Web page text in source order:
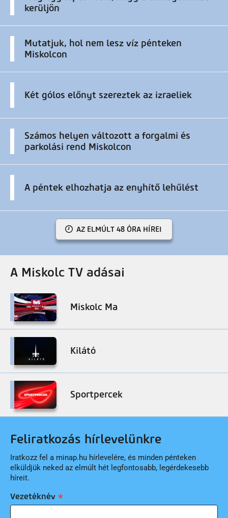
kerüljön
Mutatjuk, hol nem lesz víz pénteken
Miskolcon
Két gólos előnyt szereztek az izraeliek
Számos helyen változott a forgalmi és
parkolási rend Miskolcon
A péntek elhozhatja az enyhítő lehűlést
AZ ELMÚLT 48 ÓRA HÍREI
A Miskolc TV adásai
Miskolc Ma
Kilátó
Sportpercek
Feliratkozás hírlevelünkre
Iratkozz fel a minap.hu hírlevelére, és minden pénteken
elküldjük neked az elmúlt hét legfontosabb, legérdekesebb
híreit.
Vezetéknév